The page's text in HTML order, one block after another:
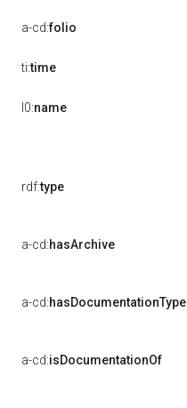
a-cd:folio
ti:time
l0:name
rdf:type
a-cd:hasArchive
a-cd:hasDocumentationType
a-cd:isDocumentationOf